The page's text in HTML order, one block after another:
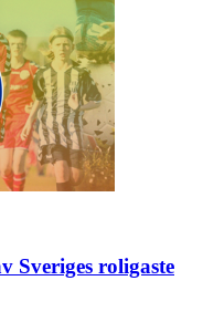
Sveriges roligaste